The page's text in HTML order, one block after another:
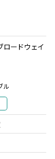
ロードウェイ
ル